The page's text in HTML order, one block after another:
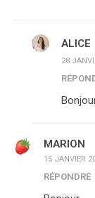
ALICE
28
MARION
15 JANVIER
RÉPONDRE